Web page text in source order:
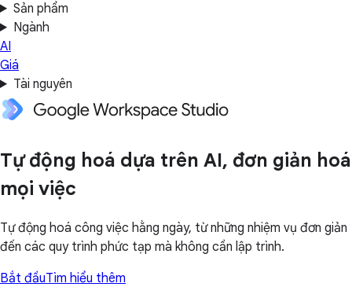
Sản phẩm
Ngành
AI
Giá
Tài nguyên
Tự động hoá dựa trên AI, đơn giản hoá
mọi việc
Tự động hoá công việc hằng ngày, từ những nhiệm vụ đơn giản
đến các quy trình phức tạp mà không cần lập trình.
Bắt đầuTìm hiểu thêm